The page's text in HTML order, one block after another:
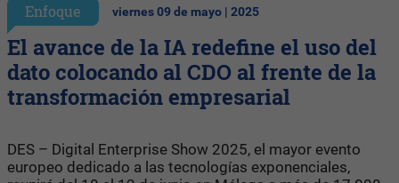
Enfoque viernes 09 de mayo | 2025
El avance de la IA redefine el uso del
dato colocando al CDO al frente de la
transformación empresarial
DES – Digital Enterprise Show 2025, el mayor evento
europeo dedicado a las tecnologías exponenciales,